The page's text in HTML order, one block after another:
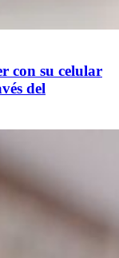
con su celular
del